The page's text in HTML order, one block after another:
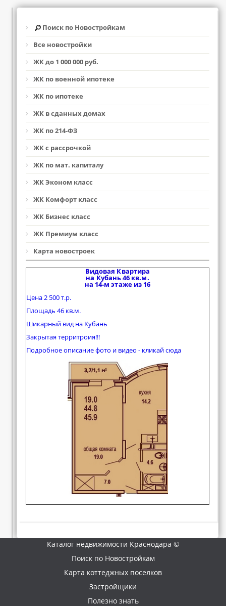
Поиск по Новостройкам
Все новостройки
ЖК до 1 000 000 руб.
ЖК по военной ипотеке
ЖК по ипотеке
ЖК в сданных домах
ЖК по 214-ФЗ
ЖК с рассрочкой
ЖК по мат. капиталу
ЖК Эконом класс
ЖК Комфорт класс
ЖК Бизнес класс
ЖК Премиум класс
Карта новостроек
Видовая Квартира
на Кубань 46 кв.м.
на 14-м этаже из 16
Цена 2 500 т.р.
Площадь 46 кв.м.
Шикарный вид на Кубань
Закрытая территроия!!!
Подробное описание фото и видео - кликай сюда
Каталог недвижимости Краснодара ©
Поиск по Новостройкам
Карта коттеджных поселков
Застройщики
Полезно знать